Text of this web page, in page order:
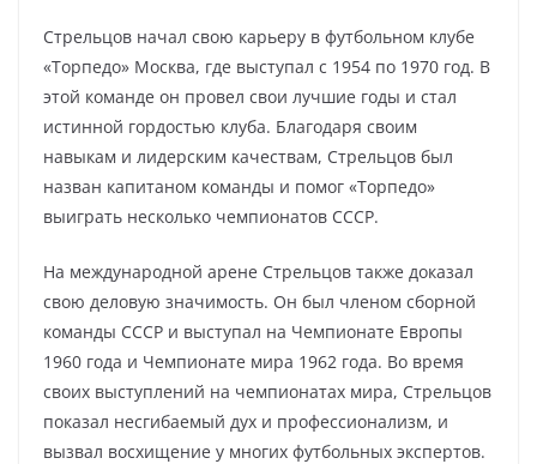
Стрельцов начал свою карьеру в футбольном клубе
«Торпедо» Москва, где выступал с 1954 по 1970 год. В
этой команде он провел свои лучшие годы и стал
истинной гордостью клуба. Благодаря своим
навыкам и лидерским качествам, Стрельцов был
назван капитаном команды и помог «Торпедо»
выиграть несколько чемпионатов СССР.
На международной арене Стрельцов также доказал
свою деловую значимость. Он был членом сборной
команды СССР и выступал на Чемпионате Европы
1960 года и Чемпионате мира 1962 года. Во время
своих выступлений на чемпионатах мира, Стрельцов
показал несгибаемый дух и профессионализм, и
вызвал восхищение у многих футбольных экспертов.